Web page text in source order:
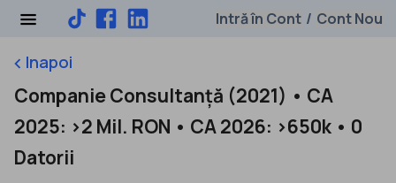
Intră în Cont / Cont Nou
keyboard_arrow_leftInapoi
Companie Consultanță (2021) • CA
2025: >2 Mil. RON • CA 2026: >650k • 0
Datorii